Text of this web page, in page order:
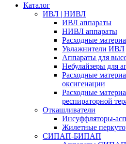
Каталог
ИВЛ | НИВЛ
ИВЛ аппараты
НИВЛ аппараты
Расходные
Увлажнители ИВЛ
Аппараты для
Небулайзеры для
Расходные
оксигенации
Расходные
респираторной
Откашливатели
Инсуффляторы-
Жилетные
CИПАП-БИПАП